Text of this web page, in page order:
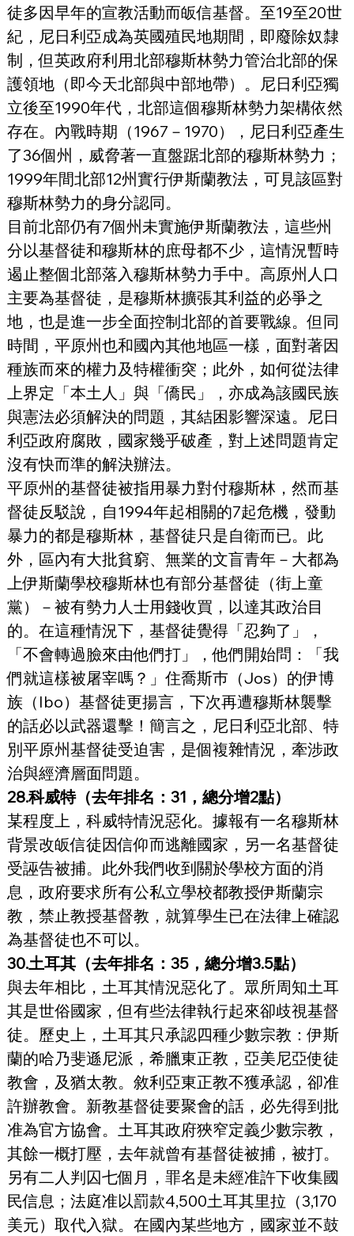
徒多因早年的宣教活動而皈信基督。至19至20世
紀，尼日利亞成為英國殖民地期間，即廢除奴隸
制，但英政府利用北部穆斯林勢力管治北部的保
護領地（即今天北部與中部地帶）。尼日利亞獨
立後至1990年代，北部這個穆斯林勢力架構依然
存在。內戰時期（1967－1970），尼日利亞產生
了36個州，威脅著一直盤踞北部的穆斯林勢力；
1999年間北部12州實行伊斯蘭教法，可見該區對
穆斯林勢力的身分認同。
目前北部仍有7個州未實施伊斯蘭教法，這些州
分以基督徒和穆斯林的庶母都不少，這情況暫時
遏止整個北部落入穆斯林勢力手中。高原州人口
主要為基督徒，是穆斯林擴張其利益的必爭之
地，也是進一步全面控制北部的首要戰線。但同
時間，平原州也和國內其他地區一樣，面對著因
種族而來的權力及特權衝突；此外，如何從法律
上界定「本土人」與「僑民」，亦成為該國民族
與憲法必須解決的問題，其結困影響深遠。尼日
利亞政府腐敗，國家幾乎破產，對上述問題肯定
沒有快而準的解決辦法。
平原州的基督徒被指用暴力對付穆斯林，然而基
督徒反駁說，自1994年起相關的7起危機，發動
暴力的都是穆斯林，基督徒只是自衛而已。此
外，區內有大批貧窮、無業的文盲青年－大都為
上伊斯蘭學校穆斯林也有部分基督徒（街上童
黨）－被有勢力人士用錢收買，以達其政治目
的。在這種情況下，基督徒覺得「忍夠了」，
「不會轉過臉來由他們打」，他們開始問：「我
們就這樣被屠宰嗎？」住喬斯巿（Jos）的伊博
族（Ibo）基督徒更揚言，下次再遭穆斯林襲擊
的話必以武器還擊！簡言之，尼日利亞北部、特
別平原州基督徒受迫害，是個複雜情況，牽涉政
治與經濟層面問題。
28.科威特（去年排名：31，總分增2點）
某程度上，科威特情況惡化。據報有一名穆斯林
背景改皈信徒因信仰而逃離國家，另一名基督徒
受誣告被捕。此外我們收到關於學校方面的消
息，政府要求所有公私立學校都教授伊斯蘭宗
教，禁止教授基督教，就算學生已在法律上確認
為基督徒也不可以。
30.土耳其（去年排名：35，總分增3.5點）
與去年相比，土耳其情況惡化了。眾所周知土耳
其是世俗國家，但有些法律執行起來卻歧視基督
徒。歷史上，土耳其只承認四種少數宗教：伊斯
蘭的哈乃斐遜尼派，希臘東正教，亞美尼亞使徒
教會，及猶太教。敘利亞東正教不獲承認，卻准
許辦教會。新教基督徒要聚會的話，必先得到批
准為官方協會。土耳其政府狹窄定義少數宗教，
其餘一概打壓，去年就曾有基督徒被捕，被打。
另有二人判囚七個月，罪名是未經准許下收集國
民信息；法庭准以罰款4,500土耳其里拉（3,170
美元）取代入獄。在國內某些地方，國家並不鼓